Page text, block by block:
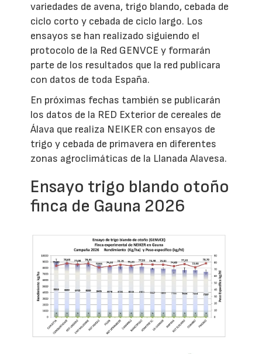
variedades de avena, trigo blando, cebada de
ciclo corto y cebada de ciclo largo. Los
ensayos se han realizado siguiendo el
protocolo de la Red GENVCE y formarán
parte de los resultados que la red publicara
con datos de toda España.
En próximas fechas también se publicarán
los datos de la RED Exterior de cereales de
Álava que realiza NEIKER con ensayos de
trigo y cebada de primavera en diferentes
zonas agroclimáticas de la Llanada Alavesa.
Ensayo trigo blando otoño
finca de Gauna 2026